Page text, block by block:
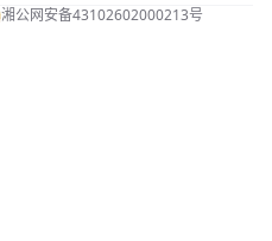
湘公网安备43102602000213号